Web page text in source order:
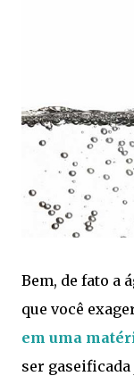
Bem, de fato a
que você
em uma
ser